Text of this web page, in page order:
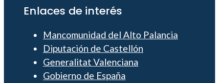
Enlaces de interés
Mancomunidad del Alto Palancia
Diputación de Castellón
Generalitat Valenciana
Gobierno de España